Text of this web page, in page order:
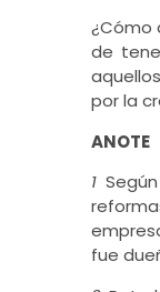
¿Cómo
de
por la
ANOTE
1Según
fue